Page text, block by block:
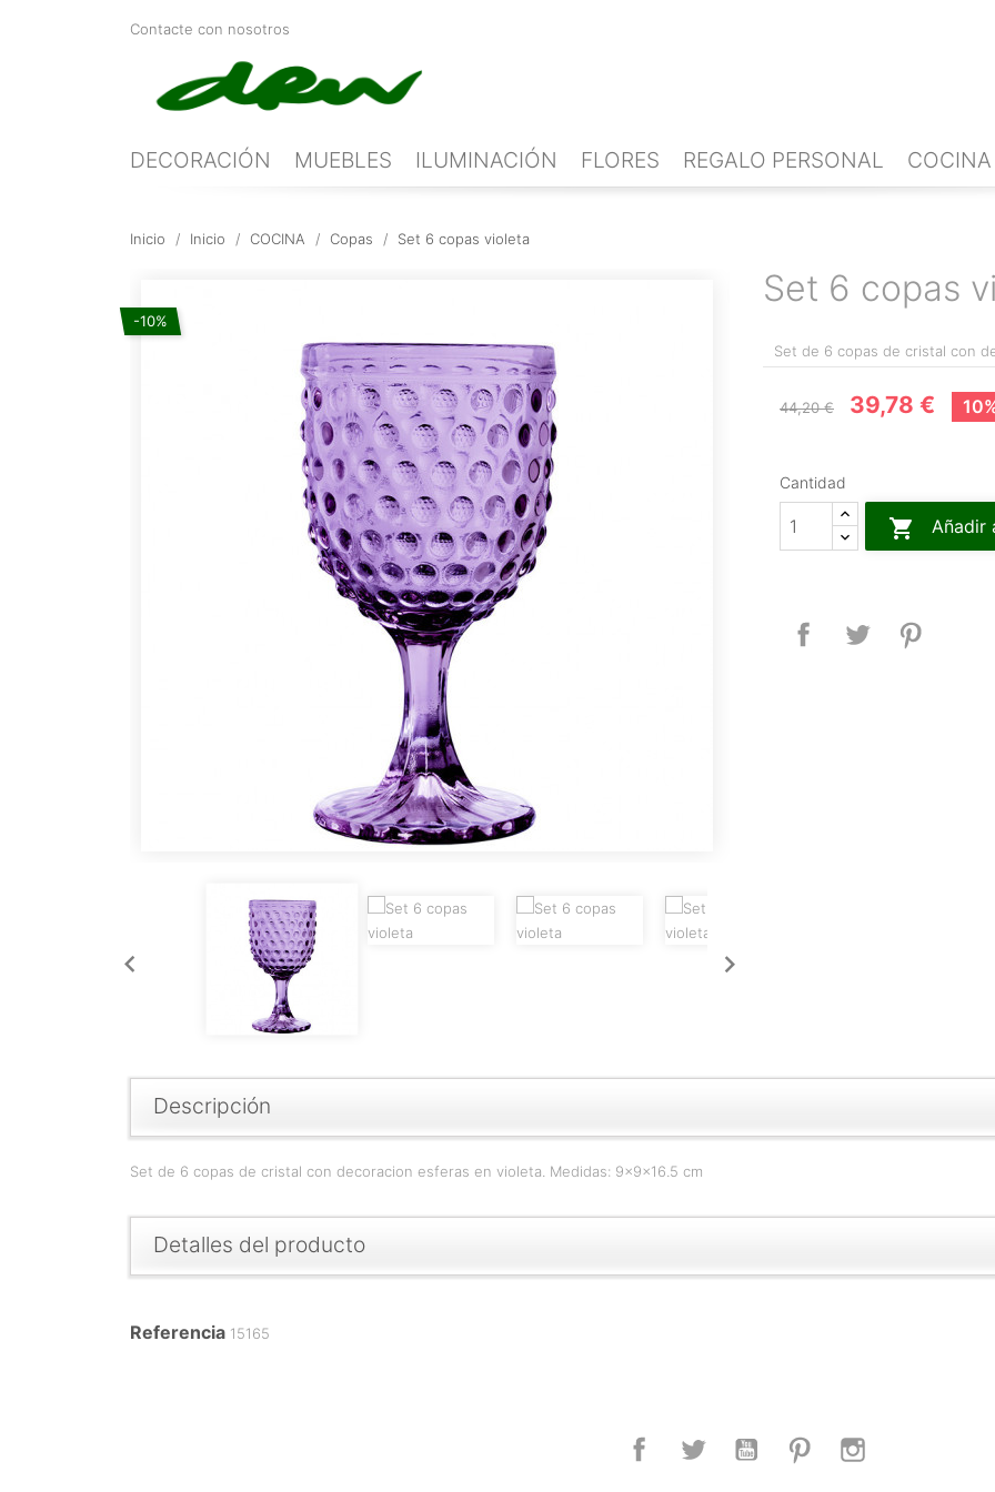
Contacte con nosotros
DECORACIÓN
MUEBLES ILUMINACIÓN FLORES REGALO PERSONAL COCINA
Inicio Inicio COCINA Copas Set 6 copas violeta
-10%
Set 6 copas
Set de 6 copas de cristal con
44,20 € 39,78 €
Cantidad
 Añadir
CompartirTuitear
Descripción
Set de 6 copas de cristal con decoracion esferas en violeta. Medidas: 9x9x16.5 cm
Detalles del producto
Referencia 15165
FacebookTwitter YouTube Pinterest